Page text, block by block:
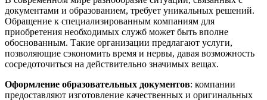
документами и образованием, требует уникальных решений.
Обращение к специализированным компаниям для
приобретения необходимых служб может быть вполне
обоснованным. Такие организации предлагают услуги,
позволяющие сэкономить время и нервы, давая возможность
сосредоточиться на действительно значимых вещах.
Оформление образовательных документов: компании
предоставляют изготовление качественных и оригинальных